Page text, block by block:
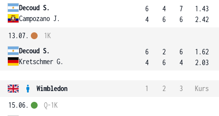
Decoud S.
Campozano J.
6
4
4
6
7
6
1.43
2.42
13.07.
Decoud S.
Kretschmer G.
1K
6
4
2
6
6
4
1.62
2.03
Wimbledon 1 2 3
Kurs
15.06.
Q-1K